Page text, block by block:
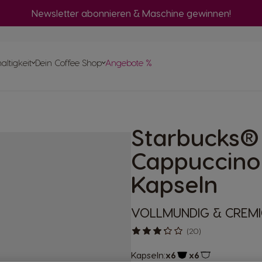
Newsletter abonnieren & Maschine gewinnen!
Dein Coffee Shop Angebote %
Starbucks®
Cappuccino
Kapseln
VOLLMUNDIG &
(20)
Kapseln:x6 x6